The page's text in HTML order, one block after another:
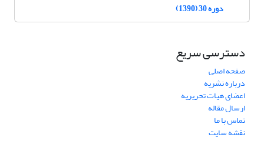
دوره 30 (1390)
دسترسی سریع
صفحه اصلی
درباره نشریه
اعضای هیات تحریریه
ارسال مقاله
تماس با ما
نقشه سایت